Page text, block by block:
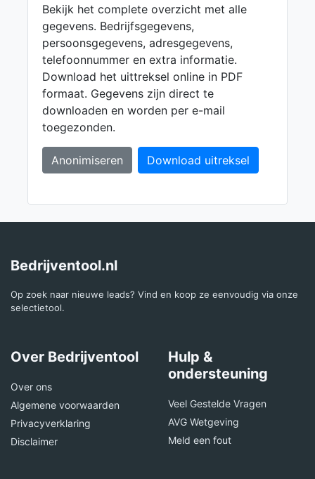
Bekijk het complete overzicht met alle
gegevens. Bedrijfsgegevens,
persoonsgegevens, adresgegevens,
telefoonnummer en extra informatie.
Download het uittreksel online in PDF
formaat. Gegevens zijn direct te
downloaden en worden per e-mail
toegezonden.
Anonimiseren Download uitreksel
Bedrijventool.nl
Op zoek naar nieuwe leads? Vind en koop ze eenvoudig via onze
selectietool.
Over Bedrijventool
Over ons
Algemene voorwaarden
Privacyverklaring
Disclaimer
Hulp &
ondersteuning
Veel Gestelde Vragen
AVG Wetgeving
Meld een fout